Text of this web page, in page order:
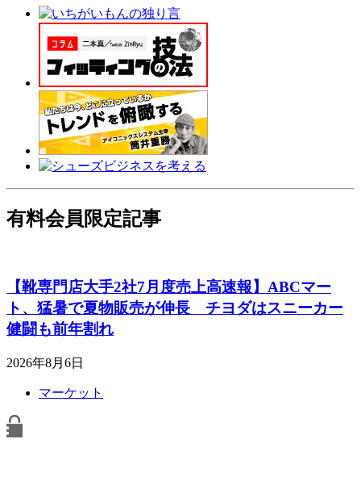
有料会員限定記事
【靴専門店大手2社7月度売上高速報】ABCマー
ト、猛暑で夏物販売が伸長 チヨダはスニーカー
健闘も前年割れ
2026年8月6日
マーケット